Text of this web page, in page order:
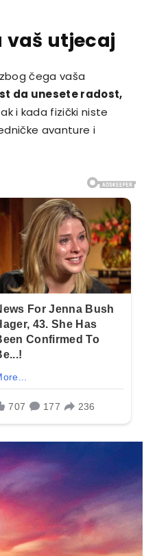
vaš utjecaj
čega vaša
da unesete radost,
i kada fizički niste
avanture i